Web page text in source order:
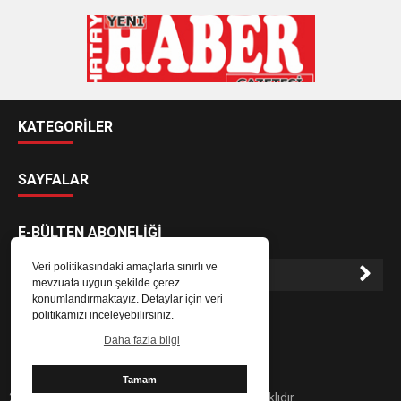
Veri politikasındaki amaçlarla sınırlı ve
mevzuata uygun şekilde çerez
konumlandırmaktayız. Detaylar için veri
politikamızı inceleyebilirsiniz.
Daha fazla bilgi
Tamam
KATEGORİLER
SAYFALAR
E-BÜLTEN ABONELİĞİ
E-Bülten aboneliği ile haberlere daha hızlı erişin.
2024 Hatay Yeni Haber Gazetesi - Her hakkı saklıdır.